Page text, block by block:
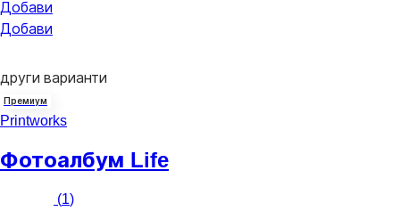
Добави
Добави
други варианти
Премиум
Printworks
Фотоалбум Life
(1)